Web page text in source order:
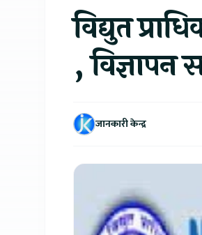
विद्युत
, विज्ञापन
जानकारी केन्द्र